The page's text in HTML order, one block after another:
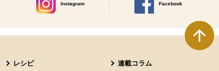
Instagram
別のウィンドウで開きます。
Facebook
別のウィンドウで開きます
レシピ 連載コラム